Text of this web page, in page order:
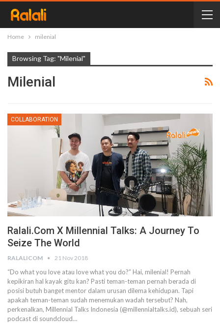
Home milenial
Browsing Tag: "milenial"
Milenial
COLLABORATION
Ralali.com X Millennial Talks: A Journey To
Seize The World
RALALICOM 21 Nov 2018
“Do what you love atau love what you do?” Hai, milenial! Pernah
kepikiran hal kayak gitu kan? Pasti teman-teman pernah berada di
posisi butuh banget mentor dalam urusan dilema kehidupan. Tapi
apakah teman-teman sudah menemukan wadah tersebut? Nah,
perkenalkan, Millennial Talks Indonesia (@millennialtalks.id), sebuah seri
podcast di soundcloud…